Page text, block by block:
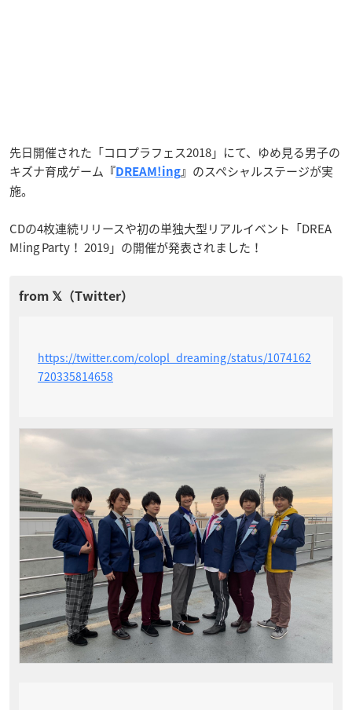
先日開催された「コロプラフェス2018」にて、ゆめ見る男子の
キズナ育成ゲーム 『DREAM!ing 』 のスペシャルステージが実
施。
CDの4枚連続リリースや初の単独大型リアルイベント「DREA
M!ing Party！ 2019」の開催が発表されました！
https://twitter.com/colopl_dreaming/status/1074162
720335814658